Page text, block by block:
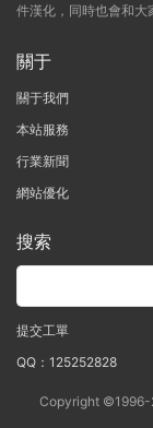
件漢化，同時也會和大
關于
關于我們
本站服務
行業新聞
網站優化
搜索
提交工單
QQ：125252828
Copyright ©1996-